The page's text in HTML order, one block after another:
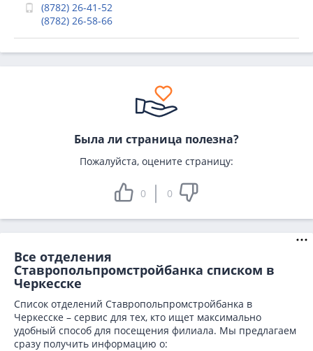
(8782) 26-41-52
(8782) 26-58-66
Была ли страница полезна?
Пожалуйста, оцените страницу:
0 0
Все отделения
Ставропольпромстройбанка списком в
Черкесске
Список отделений Ставропольпромстройбанка в
Черкесске – сервис для тех, кто ищет максимально
удобный способ для посещения филиала. Мы предлагаем
сразу получить информацию о: